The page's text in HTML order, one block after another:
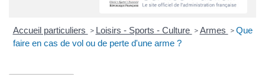
Accueil particuliers > Loisirs - Sports - Culture > Armes > Que
faire en cas de vol ou de perte d'une arme ?